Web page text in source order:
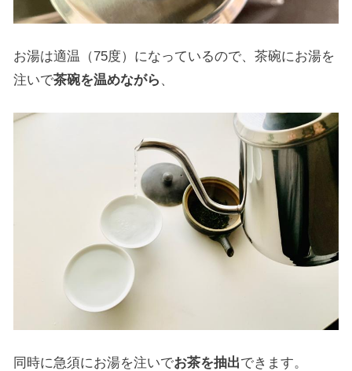
お湯は適温（75度）になっているので、茶碗にお湯を
注いで茶碗を温めながら 、
同時に急須にお湯を注いでお茶を抽出できます。